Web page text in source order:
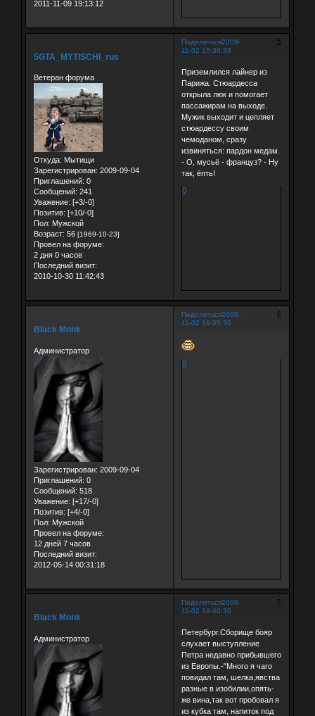
2011-11-09 19:13:12
Поделиться 5
2009-
11-02 15:36:38
5GTA_MYTISCHI_rus
Ветеран форума
Откуда: Мытищи
Зарегистрирован: 2009-09-04
Приглашений: 0
Сообщений: 241
Уважение: [+3/-0]
Позитив: [+10/-0]
Пол: Мужской
Возраст: 56 [1969-10-23]
Провел на форуме:
2 дня 0 часов
Последний визит:
2010-10-30 11:42:43
Приземлился лайнер из
Парижа. Стюардесса
открыла люк и помогает
пассажирам на выходе.
Мужик выходит и цепляет
стюардессу своим
чемоданом, сразу
извиняться: пардон медам.
- О, мусьё - француз? - Ну
так, ёпть!
0
Поделиться 6
2009-
11-02 19:05:35
Black Monk
Администратор
Зарегистрирован: 2009-09-04
Приглашений: 0
Сообщений: 518
Уважение: [+17/-0]
Позитив: [+4/-0]
Пол: Мужской
Провел на форуме:
12 дней 7 часов
Последний визит:
2012-05-14 00:31:18
0
Поделиться 7
2009-
11-02 19:40:30
Black Monk
Администратор
Петербург.Сборище бояр
слухает выступление
Петра недавно прибывшего
из Европы.-"Много я чаго
повидал там, шелка,явства
разные в изобилии,опять-
же вина,так вот пробовал я
из кубка там, напиток под